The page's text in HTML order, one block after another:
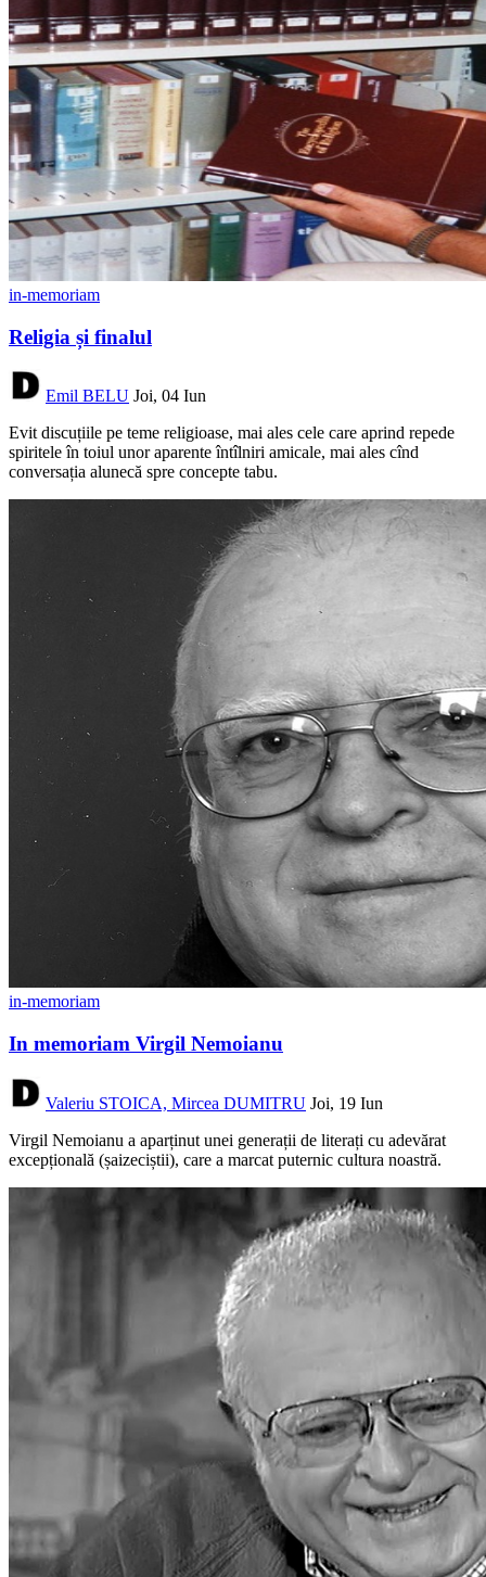
in-memoriam
Religia și finalul
Emil BELU Joi, 04 Iun
Evit discuțiile pe teme religioase, mai ales cele care aprind repede
spiritele în toiul unor aparente întîlniri amicale, mai ales cînd
conversația alunecă spre concepte tabu.
in-memoriam
In memoriam Virgil Nemoianu
Valeriu STOICA, Mircea DUMITRU Joi, 19 Iun
Virgil Nemoianu a aparținut unei generații de literați cu adevărat
excepțională (șaizeciștii), care a marcat puternic cultura noastră.